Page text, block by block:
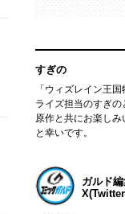
すぎの
「ウィズレイン王
ライズ担当のすぎの
原作と共にお楽しみ
と幸いです。
ガルド